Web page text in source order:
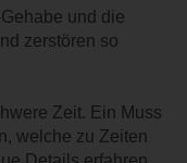
und die
zerstören so
Zeit. Ein Muss
welche zu Zeiten